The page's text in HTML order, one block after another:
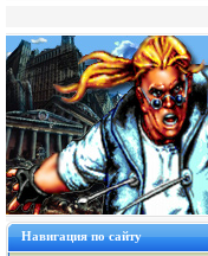
Навигация по сайту